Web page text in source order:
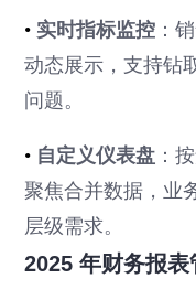
• 实时指标监控 ：
动态展示，支持钻
问题。
• 自定义仪表盘 ：
聚焦合并数据，业
层级需求。
2025 年财务报